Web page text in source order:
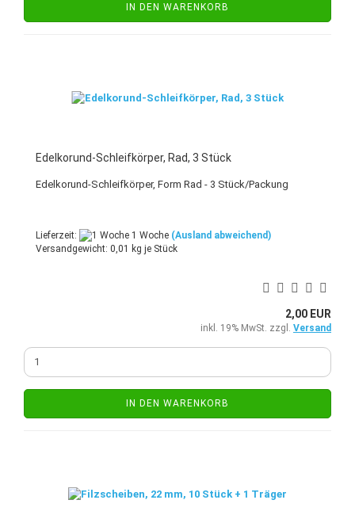
IN DEN WARENKORB
Edelkorund-Schleifkörper, Rad, 3 Stück
Edelkorund-Schleifkörper, Form Rad - 3 Stück/Packung
Lieferzeit: 1 Woche (Ausland abweichend)
Versandgewicht: 0,01 kg je Stück
2,00 EUR
inkl. 19% MwSt. zzgl. Versand
IN DEN WARENKORB